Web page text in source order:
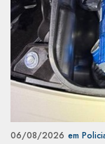
06/08/2026 em